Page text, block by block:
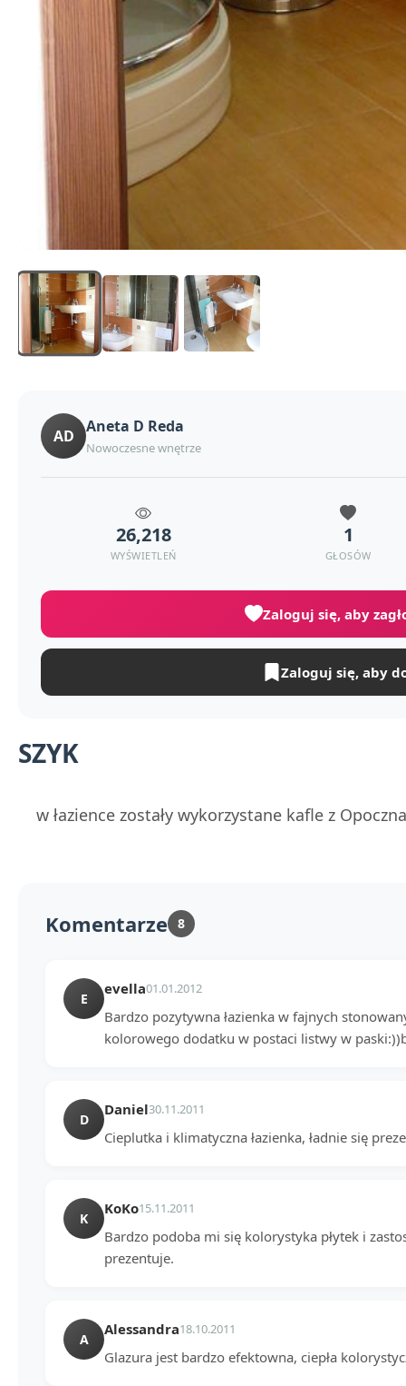
SZYK
w łazience zostały wykorzystane kafle z
AD Aneta D Reda
Nowoczesne wnętrze
26,218
WYŚWIETLEŃ
1
GŁOSÓW
Zaloguj się, aby
Zaloguj się, aby
Komentarze 8
E
evella01.01.2012
Bardzo pozytywna łazienka w fajnych
kolorowego dodatku w postaci listwy w
D
Daniel30.11.2011
Cieplutka i klimatyczna łazienka, ładnie się
K
KoKo15.11.2011
Bardzo podoba mi się kolorystyka płytek i
prezentuje.
A
Alessandra18.10.2011
Glazura jest bardzo efektowna, ciepła